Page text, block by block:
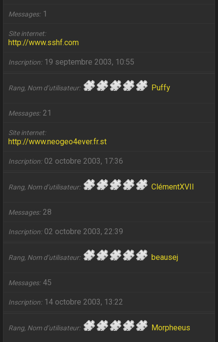
Messages 1
Site internet
http://www.sshf.com
Inscription 19 septembre 2003, 10:55
Rang, Nom d’utilisateur Puffy
Messages 21
Site internet
http://www.neogeo4ever.fr.st
Inscription 02 octobre 2003, 17:36
Rang, Nom d’utilisateur ClémentXVII
Messages 28
Inscription 02 octobre 2003, 22:39
Rang, Nom d’utilisateur beausej
Messages 45
Inscription 14 octobre 2003, 13:22
Rang, Nom d’utilisateur Morpheeus